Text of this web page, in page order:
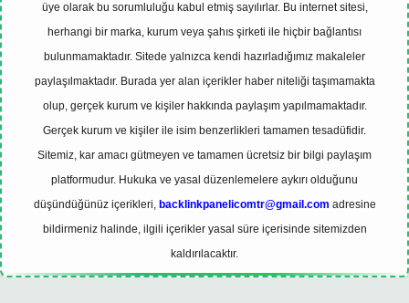
üye olarak bu sorumluluğu kabul etmiş sayılırlar. Bu internet sitesi,
herhangi bir marka, kurum veya şahıs şirketi ile hiçbir bağlantısı
bulunmamaktadır. Sitede yalnızca kendi hazırladığımız makaleler
paylaşılmaktadır. Burada yer alan içerikler haber niteliği taşımamakta
olup, gerçek kurum ve kişiler hakkında paylaşım yapılmamaktadır.
Gerçek kurum ve kişiler ile isim benzerlikleri tamamen tesadüfidir.
Sitemiz, kar amacı gütmeyen ve tamamen ücretsiz bir bilgi paylaşım
platformudur. Hukuka ve yasal düzenlemelere aykırı olduğunu
düşündüğünüz içerikleri, backlinkpanelicomtr@gmail.com adresine
bildirmeniz halinde, ilgili içerikler yasal süre içerisinde sitemizden
kaldırılacaktır.